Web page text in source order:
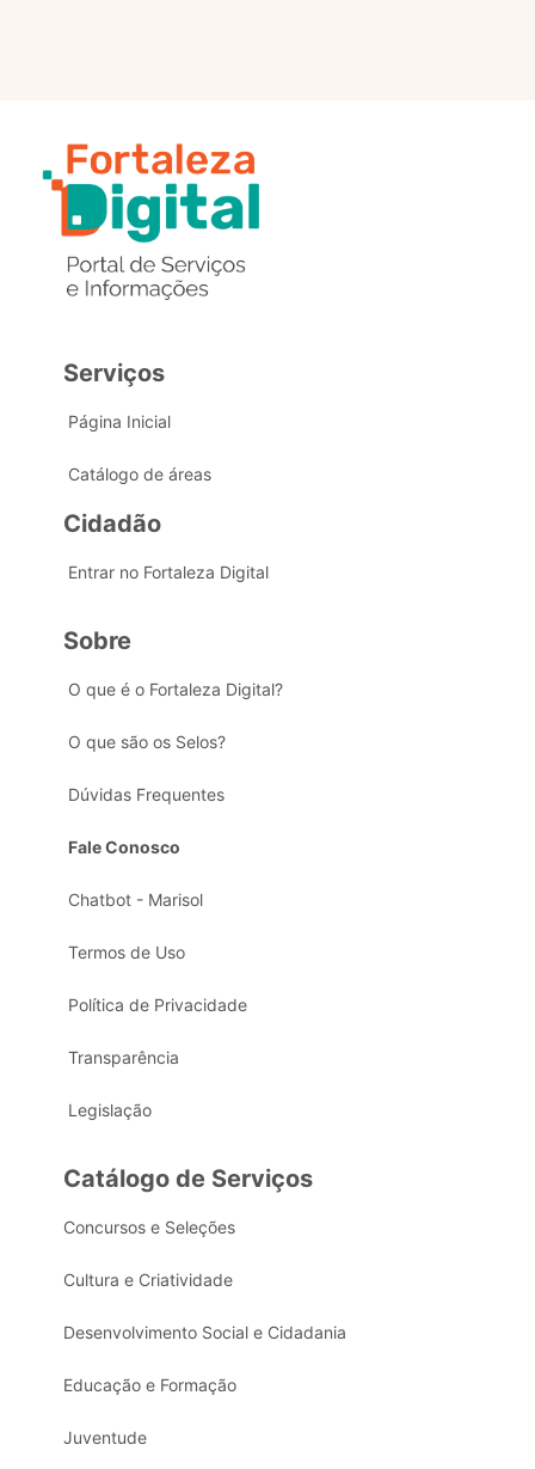
Serviços
Página Inicial
Catálogo de áreas
Cidadão
Entrar no Fortaleza Digital
Sobre
O que é o Fortaleza Digital?
O que são os Selos?
Dúvidas Frequentes
Fale Conosco
Chatbot - Marisol
Termos de Uso
Política de Privacidade
Transparência
Legislação
Catálogo de Serviços
Concursos e Seleções
Cultura e Criatividade
Desenvolvimento Social e Cidadania
Educação e Formação
Juventude